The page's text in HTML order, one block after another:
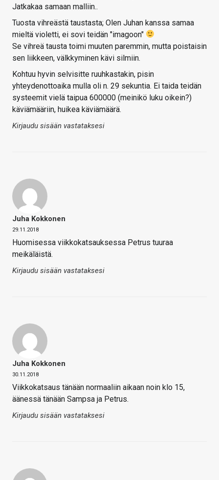
Jatkakaa samaan malliin..
Tuosta vihreästä taustasta; Olen Juhan kanssa samaa
mieltä violetti, ei sovi teidän "imagoon"
Se vihreä tausta toimi muuten paremmin, mutta poistaisin
sen liikkeen, välkkyminen kävi silmiin.
Kohtuu hyvin selvisitte ruuhkastakin, pisin
yhteydenottoaika mulla oli n. 29 sekuntia. Ei taida teidän
systeemit vielä taipua 600000 (meinikö luku oikein?)
käviämääriin, huikea käviämäärä.
Kirjaudu sisään vastataksesi
Juha Kokkonen
29.11.2018
Huomisessa viikkokatsauksessa Petrus tuuraa
meikäläistä.
Kirjaudu sisään vastataksesi
Juha Kokkonen
30.11.2018
Viikkokatsaus tänään normaaliin aikaan noin klo 15,
äänessä tänään Sampsa ja Petrus.
Kirjaudu sisään vastataksesi